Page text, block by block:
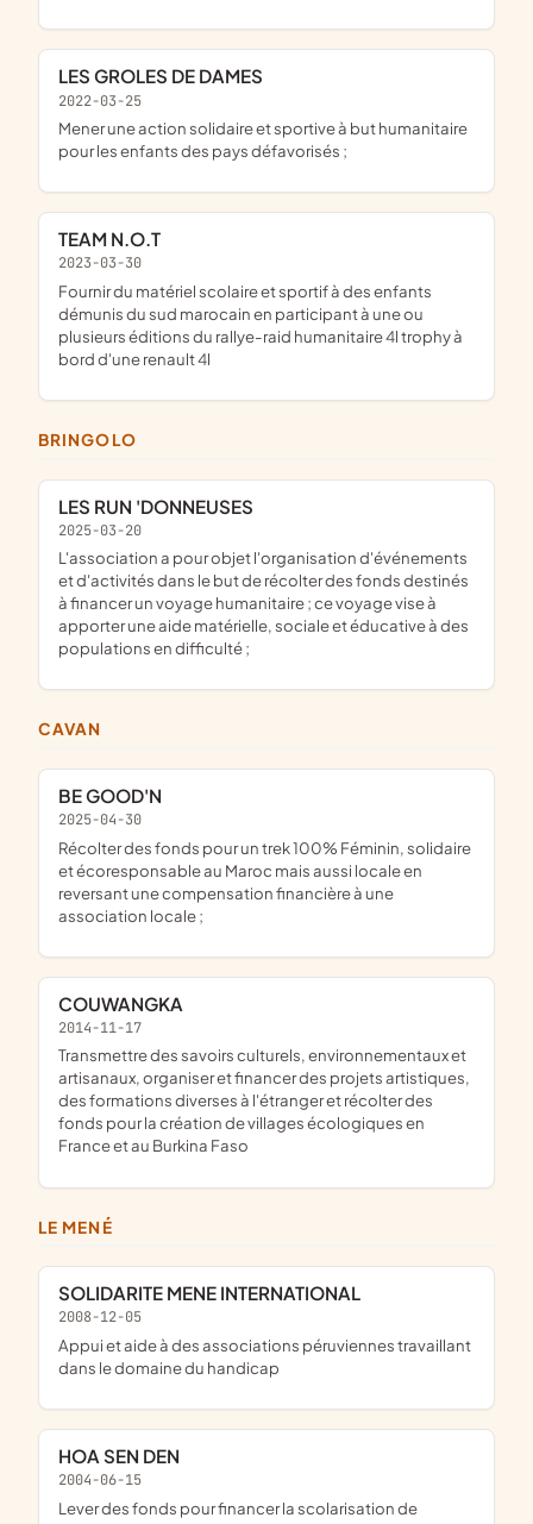
LES GROLES DE DAMES
2022-03-25
mener une action solidaire et sportive à but humanitaire
pour les enfants des pays défavorisés ;
TEAM N.O.T
2023-03-30
fournir du matériel scolaire et sportif à des enfants
démunis du sud marocain en participant à une ou
plusieurs éditions du rallye-raid humanitaire 4l trophy à
bord d'une renault 4l
BRINGOLO
LES RUN 'DONNEUSES
2025-03-20
l'association a pour objet l'organisation d'événements
et d'activités dans le but de récolter des fonds destinés
à financer un voyage humanitaire ; ce voyage vise à
apporter une aide matérielle, sociale et éducative à des
populations en difficulté ;
CAVAN
BE GOOD'N
2025-04-30
récolter des fonds pour un trek 100% Féminin, solidaire
et écoresponsable au Maroc mais aussi locale en
reversant une compensation financière à une
association locale ;
COUWANGKA
2014-11-17
transmettre des savoirs culturels, environnementaux et
artisanaux, organiser et financer des projets artistiques,
des formations diverses à l'étranger et récolter des
fonds pour la création de villages écologiques en
France et au Burkina Faso
LE MENÉ
SOLIDARITE MENE INTERNATIONAL
2008-12-05
appui et aide à des associations péruviennes travaillant
dans le domaine du handicap
HOA SEN DEN
2004-06-15
lever des fonds pour financer la scolarisation de